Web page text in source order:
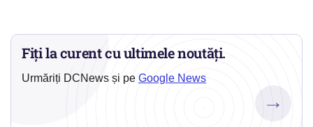
Fiți la curent cu ultimele noutăți.
Urmăriți DCNews și pe Google News
→